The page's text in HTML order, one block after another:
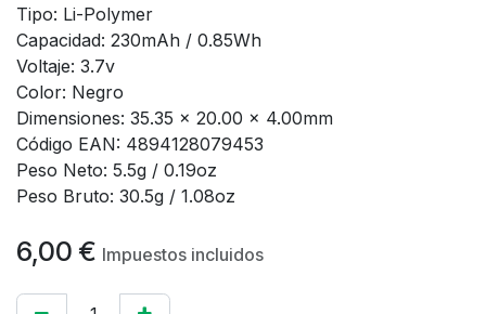
Tipo: Li-Polymer
Capacidad: 230mAh / 0.85Wh
Voltaje: 3.7v
Color: Negro
Dimensiones: 35.35 x 20.00 x 4.00mm
Código EAN: 4894128079453
Peso Neto: 5.5g / 0.19oz
Peso Bruto: 30.5g / 1.08oz
6,00 € Impuestos incluidos